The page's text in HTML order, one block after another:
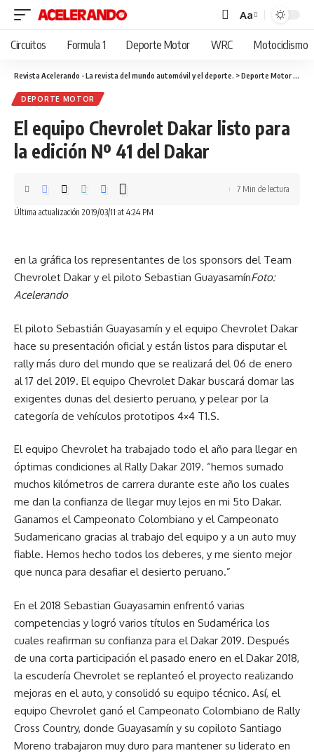
Cambiar
tamaño
fuente
Aa
Circuitos Formula 1 Deporte Motor WRC Motociclismo
Revista Acelerando - La revista del mundo automóvil y el deporte. >Deporte Motor
DEPORTE MOTOR
El equipo Chevrolet Dakar listo para
la edición Nº 41 del Dakar
Última actualización 2019/03/11 at 4:24 PM
7 Min de lectura
en la gráfica los representantes de los sponsors del Team
Chevrolet Dakar y el piloto Sebastian GuayasamínFoto:
Acelerando
El piloto Sebastián Guayasamín y el equipo Chevrolet Dakar
hace su presentación oficial y están listos para disputar el
rally más duro del mundo que se realizará del 06 de enero
al 17 del 2019. El equipo Chevrolet Dakar buscará domar las
exigentes dunas del desierto peruano, y pelear por la
categoría de vehículos prototipos 4×4 T1.S.
El equipo Chevrolet ha trabajado todo el año para llegar en
óptimas condiciones al Rally Dakar 2019. “hemos sumado
muchos kilómetros de carrera durante este año los cuales
me dan la confianza de llegar muy lejos en mi 5to Dakar.
Ganamos el Campeonato Colombiano y el Campeonato
Sudamericano gracias al trabajo del equipo y a un auto muy
fiable. Hemos hecho todos los deberes, y me siento mejor
que nunca para desafiar el desierto peruano.”
En el 2018 Sebastian Guayasamin enfrentó varias
competencias y logró varios títulos en Sudamérica los
cuales reafirman su confianza para el Dakar 2019. Después
de una corta participación el pasado enero en el Dakar 2018,
la escudería Chevrolet se replanteó el proyecto realizando
mejoras en el auto, y consolidó su equipo técnico. Así, el
equipo Chevrolet ganó el Campeonato Colombiano de Rally
Cross Country, donde Guayasamín y su copiloto Santiago
Moreno trabajaron muy duro para mantener su liderato en